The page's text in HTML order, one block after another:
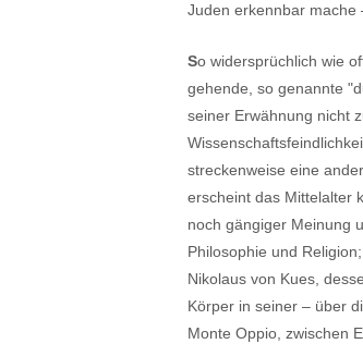
Juden erkennbar mache
So widersprüchlich wie
gehende, so genannte
seiner Erwähnung nicht
streckenweise eine
erscheint das Mittelalter
noch gängiger Meinung
Philosophie und
Nikolaus von Kues,
Körper in seiner – über
Monte Oppio, zwischen